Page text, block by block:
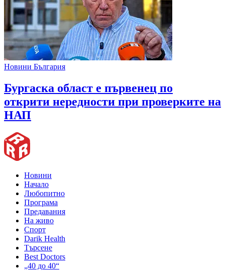
Новини България
Бургаска област е първенец по
открити нередности при проверките на
НАП
Новини
Начало
Любопитно
Програма
Предавания
На живо
Спорт
Darik Health
Търсене
Best Doctors
„40 до 40“